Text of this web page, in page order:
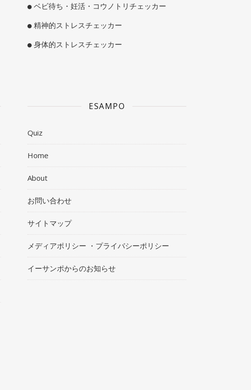
ベビ待ち・妊活・コウノトリチェッカー
精神的ストレスチェッカー
身体的ストレスチェッカー
ESAMPO
Quiz
Home
About
お問い合わせ
サイトマップ
メディアポリシー ・プライバシーポリシー
イーサンポからのお知らせ